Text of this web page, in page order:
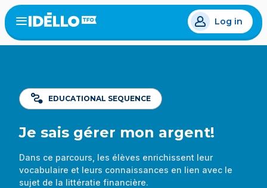
Skip
to
main
content
Open
menu
Log in
EDUCATIONAL SEQUENCE
Je sais gérer mon argent!
Dans ce parcours, les élèves enrichissent leur
vocabulaire et leurs connaissances en lien avec le
sujet de la littératie financière.